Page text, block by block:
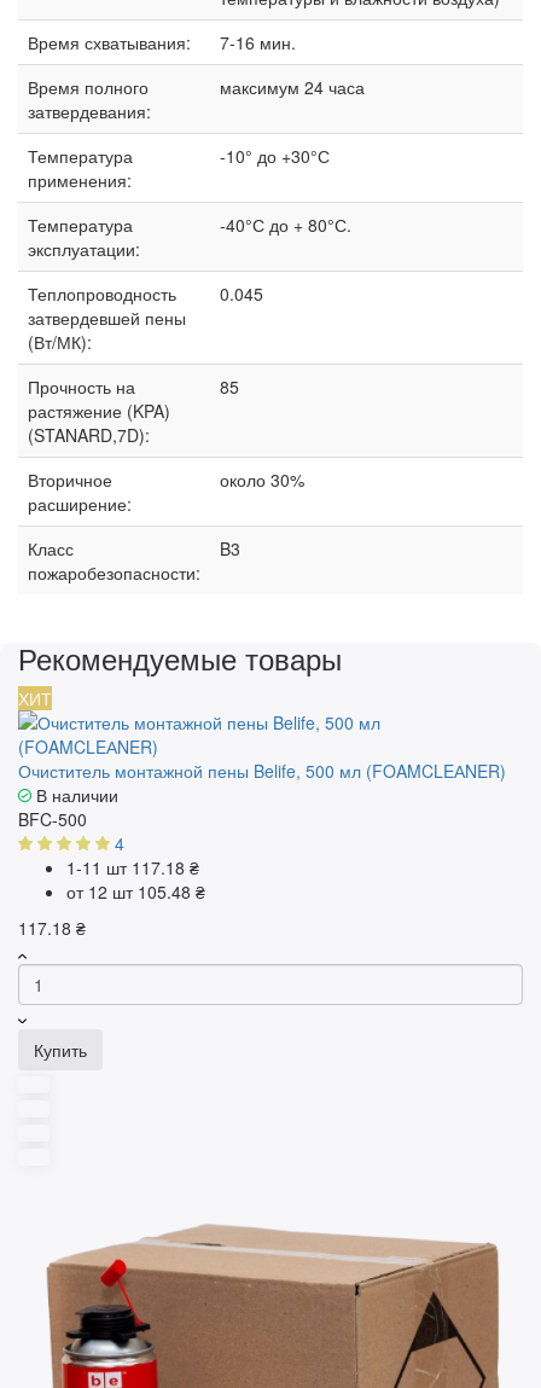
Время схватывания:
7-16 мин.
Время полного
затвердевания:
максимум 24 часа
Температура
применения:
-10° до +30°С
Температура
эксплуатации:
-40°С до + 80°С.
Теплопроводность
затвердевшей пены
(Вт/МК):
0.045
Прочность на
растяжение (KPA)
(STANARD,7D):
85
Вторичное
расширение:
около 30%
Класс
пожаробезопасности:
B3
Рекомендуемые товары
ХИТ
Очиститель монтажной пены Belife, 500 мл (FOAMCLEАNER)
В наличии
BFC-500
4
1-11 шт 117.18 ₴
от 12 шт 105.48 ₴
117.18 ₴
Купить